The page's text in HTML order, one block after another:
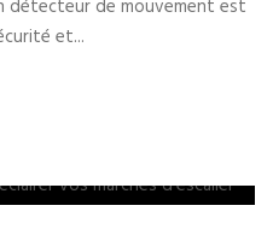
détecteur de mouvement est
et...